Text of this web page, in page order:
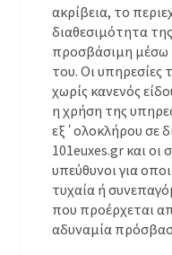
ακρίβεια, το
διαθεσιμότητα
προσβάσιμη μέσω
του. Οι υπηρεσίες
χωρίς κανενός
η χρήση της
εξ΄ολοκλήρου σε
101euxes.gr και οι
υπεύθυνοι για
τυχαία ή
που προέρχεται
αδυναμία